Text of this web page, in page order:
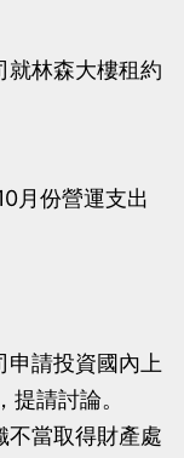
就林森大樓租約
月份營運支出
申請投資國內上
請討論。
不當取得財產處